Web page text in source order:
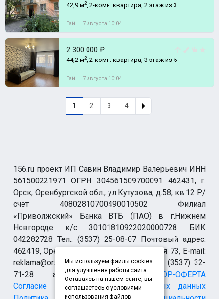
42,9 м2, 2-комн. квартира, 2 этаж из 3
Гай 7 августа 10:04
2 300 000 ₽
44,2 м2, 2-комн. квартира, 3 этаж из 5
Гай 7 августа 10:04
1 2 3 4
156.ru проект ИП Савин Владимир Валерьевич ИНН
561500221971 ОГРН 304561509700091 462431, г.
Орск, Оренбургской обл., ул.Кутузова, д.58, кв.12 Р/
счёт 40802810700490010502 Филиал
«Приволжский» Банка ВТБ (ПАО) в г.Нижнем
Новгороде к/с 30101810922020000728 БИК
042282728 Тел.: (3537) 25-08-07 Почтовый адрес:
462419, Оренбургская обл., г. Орск-19 а/я 73, E-mail:
reklama@orsk.ru ТЕЛЕФОН МОДЕРАЦИИ (3537) 32-
71-28 allsupport@orsk.ruДОГОВОР-ОФЕРТА
Согласие на обработку персональных данных
Мы используем файлы cookies
для улучшения работы сайта.
Оставаясь на нашем сайте, вы
соглашаетесь с условиями
использования файлов